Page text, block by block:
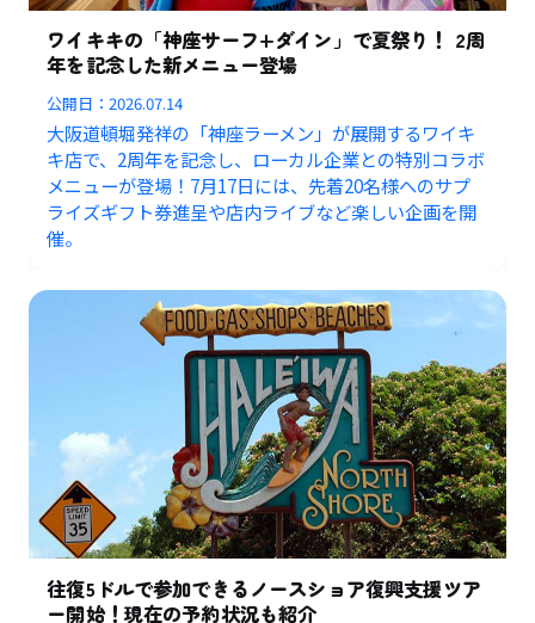
ワイキキの「神座サーフ+ダイン」で夏祭り！ 2周
年を記念した新メニュー登場
公開日：2026.07.14
大阪道頓堀発祥の「神座ラーメン」が展開するワイキ
キ店で、2周年を記念し、ローカル企業との特別コラボ
メニューが登場！7月17日には、先着20名様へのサプ
ライズギフト券進呈や店内ライブなど楽しい企画を開
催。
往復5ドルで参加できるノースショア復興支援ツア
ー開始！現在の予約状況も紹介